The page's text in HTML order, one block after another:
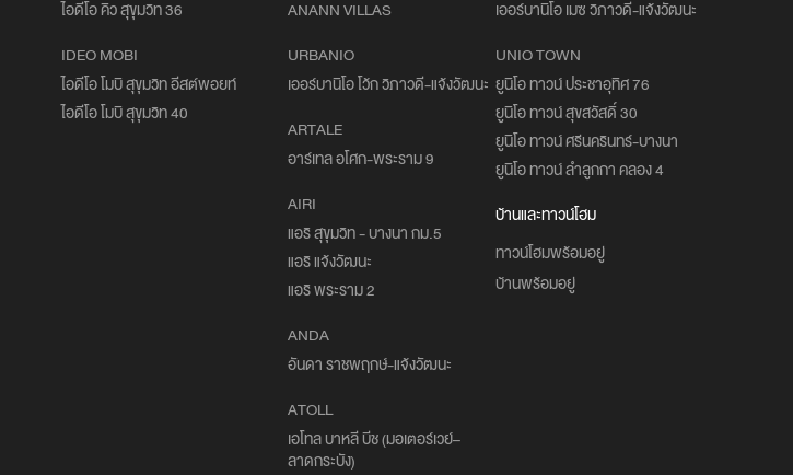
ไอดีโอ คิว สุขุมวิท 36
IDEO MOBI
ไอดีโอ โมบิ สุขุมวิท อีสต์พอยท์
ไอดีโอ โมบิ สุขุมวิท 40
ANANN VILLAS
URBANIO
เออร์บานิโอ โว้ก วิภาวดี-แจ้งวัฒนะ
ARTALE
อาร์เทล อโศก-พระราม 9
AIRI
แอริ สุขุมวิท - บางนา กม.5
แอริ แจ้งวัฒนะ
แอริ พระราม 2
ANDA
อันดา ราชพฤกษ์-แจ้งวัฒนะ
ATOLL
เอโทล บาหลี บีช (มอเตอร์เวย์–
ลาดกระบัง)
เออร์บานิโอ เมซ วิภาวดี-แจ้งวัฒนะ
UNIO TOWN
ยูนิโอ ทาวน์ ประชาอุทิศ 76
ยูนิโอ ทาวน์ สุขสวัสดิ์ 30
ยูนิโอ ทาวน์ ศรีนครินทร์-บางนา
ยูนิโอ ทาวน์ ลำลูกกา คลอง 4
บ้านและทาวน์โฮม
ทาวน์โฮมพร้อมอยู่
บ้านพร้อมอยู่